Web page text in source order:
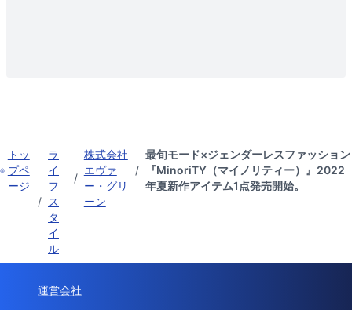
トッ
プペ
ージ
/
ラ
イ
フ
ス
タ
イ
ル
/
株式会社
エヴァ
ー・グリ
ーン
/
最旬モード×ジェンダーレスファッション
『MinoriTY（マイノリティー）』2022
年夏新作アイテム1点発売開始。
運営会社